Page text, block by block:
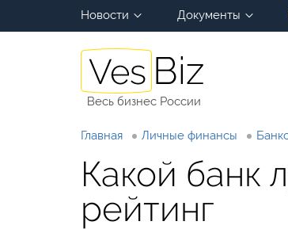
Новости Документы
Весь бизнес России
Главная Личные финансы
Какой банк
рейтинг